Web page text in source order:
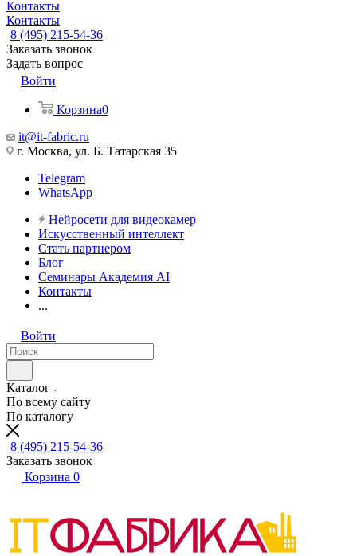
Контакты
Контакты
8 (495) 215-54-36
Заказать звонок
Задать вопрос
Войти
Корзина0
it@it-fabric.ru
г. Москва, ул. Б. Татарская 35
Telegram
WhatsApp
Нейросети для видеокамер
Искусственный интеллект
Стать партнером
Блог
Семинары Академия AI
Контакты
...
Войти
Каталог
По всему сайту
По каталогу
8 (495) 215-54-36
Заказать звонок
Корзина 0